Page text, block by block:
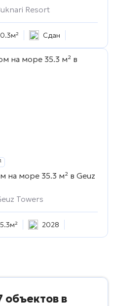
Resort
Сдан
на море 35.3 м² в Geuz
Towers
2028
объектов в